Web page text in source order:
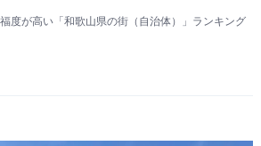
度が高い「和歌山県の街（自治体）」ランキング